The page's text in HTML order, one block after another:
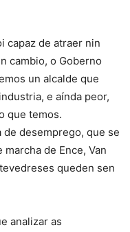
capaz de atraer nin
cambio, o Goberno
un alcalde que
e aínda peor,
que temos.
desemprego, que se
de Ence, Van
queden sen
analizar as